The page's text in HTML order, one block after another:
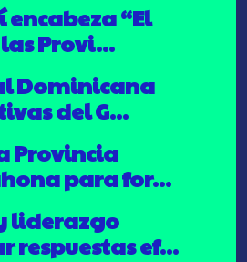
“El
Provi...
Dominicana
del G...
Provincia
para for...
liderazgo
respuestas ef...